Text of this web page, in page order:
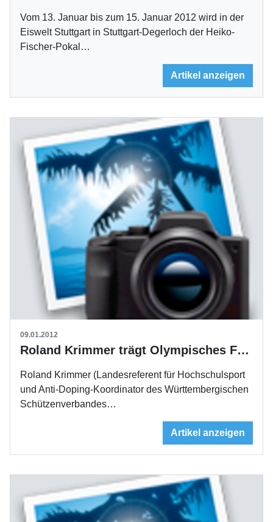
Vom 13. Januar bis zum 15. Januar 2012 wird in der
Eiswelt Stuttgart in Stuttgart-Degerloch der Heiko-
Fischer-Pokal…
Artikel anzeigen
09.01.2012
Roland Krimmer trägt Olympisches Feuer
Roland Krimmer (Landesreferent für Hochschulsport
und Anti-Doping-Koordinator des Württembergischen
Schützenverbandes…
Artikel anzeigen